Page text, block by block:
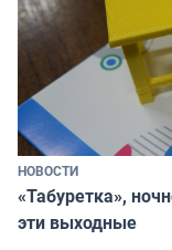
НОВОСТИ
«Табуретка»,
эти выходные